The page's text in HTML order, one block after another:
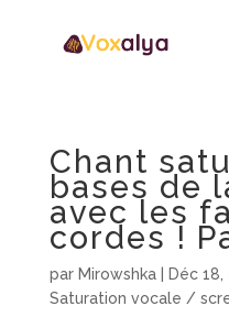
Chant
bases de
avec les
cordes !
par Mirowshka| Déc 18,
Saturation vocale /